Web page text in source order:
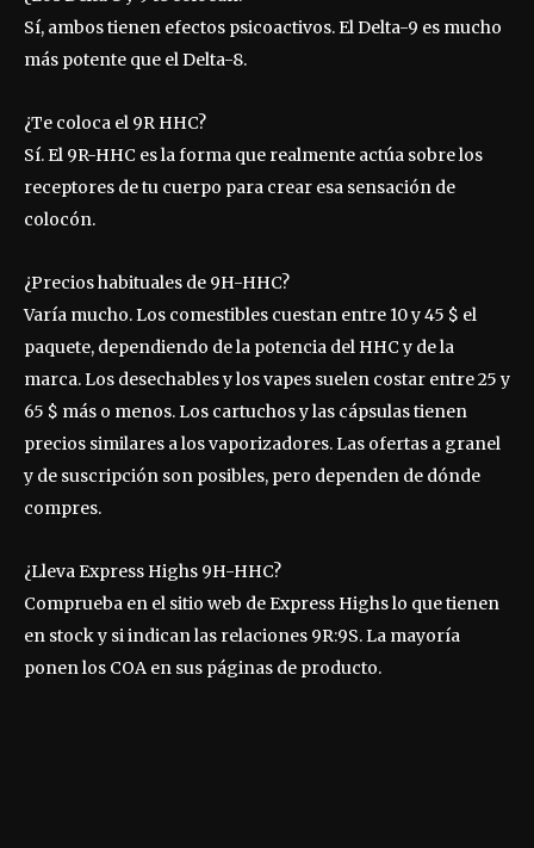
Sí, ambos tienen efectos psicoactivos. El Delta-9 es mucho
más potente que el Delta-8.
¿Te coloca el 9R HHC?
Sí. El 9R-HHC es la forma que realmente actúa sobre los
receptores de tu cuerpo para crear esa sensación de
colocón.
¿Precios habituales de 9H-HHC?
Varía mucho. Los comestibles cuestan entre 10 y 45 $ el
paquete, dependiendo de la potencia del HHC y de la
marca. Los desechables y los vapes suelen costar entre 25 y
65 $ más o menos. Los cartuchos y las cápsulas tienen
precios similares a los vaporizadores. Las ofertas a granel
y de suscripción son posibles, pero dependen de dónde
compres.
¿Lleva Express Highs 9H-HHC?
Comprueba en el sitio web de Express Highs lo que tienen
en stock y si indican las relaciones 9R:9S. La mayoría
ponen los COA en sus páginas de producto.